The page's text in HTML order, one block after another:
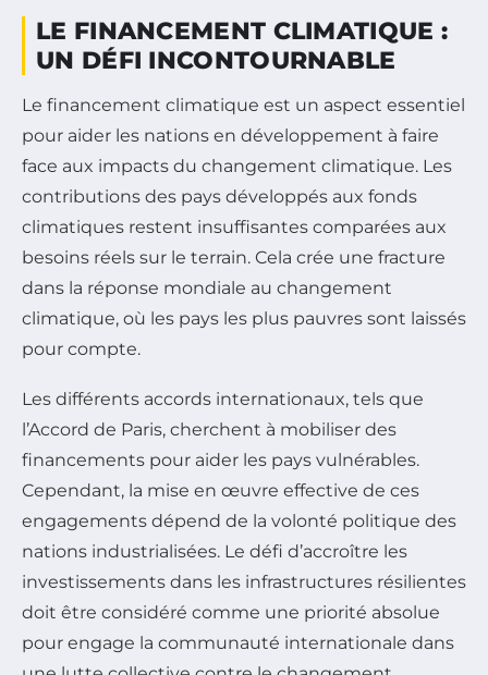
LE FINANCEMENT CLIMATIQUE :
UN DÉFI INCONTOURNABLE
Le financement climatique est un aspect essentiel
pour aider les nations en développement à faire
face aux impacts du changement climatique. Les
contributions des pays développés aux fonds
climatiques restent insuffisantes comparées aux
besoins réels sur le terrain. Cela crée une fracture
dans la réponse mondiale au changement
climatique, où les pays les plus pauvres sont laissés
pour compte.
Les différents accords internationaux, tels que
l’Accord de Paris, cherchent à mobiliser des
financements pour aider les pays vulnérables.
Cependant, la mise en œuvre effective de ces
engagements dépend de la volonté politique des
nations industrialisées. Le défi d’accroître les
investissements dans les infrastructures résilientes
doit être considéré comme une priorité absolue
pour engage la communauté internationale dans